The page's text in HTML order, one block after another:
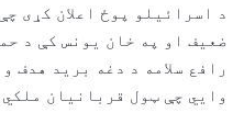
د اسرائیلو پوځ اعلان کړی
ضعیف او په خان یونس کې د
رافع سلامه د دغه برید هدف
وايي چې ټول قربانیان